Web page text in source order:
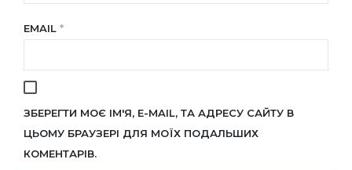
EMAIL *
ЗБЕРЕГТИ МОЄ ІМ'Я, E-MAIL, ТА АДРЕСУ САЙТУ В
ЦЬОМУ БРАУЗЕРІ ДЛЯ МОЇХ ПОДАЛЬШИХ
КОМЕНТАРІВ.